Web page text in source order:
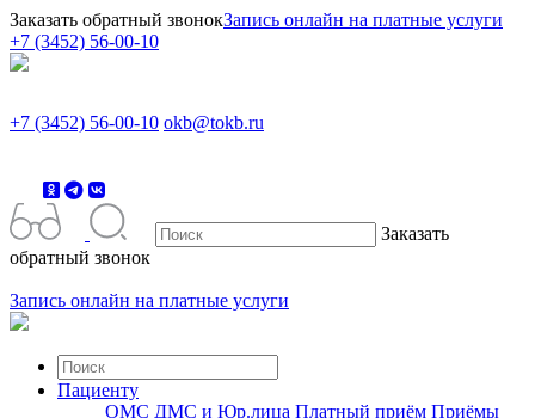
Заказать обратный звонокЗапись онлайн на платные услуги
+7 (3452) 56-00-10
+7 (3452) 56-00-10 okb@tokb.ru
Заказать
обратный звонок
Запись онлайн на платные услуги
Пациенту
ОМС ДМС и Юр.лица Платный приём Приёмы